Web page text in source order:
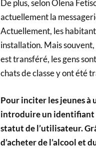
De plus, selon Olena
actuellement la
Actuellement, les
installation. Mais souvent,
est transféré, les gens
chats de classe y ont été
Pour inciter les jeunes à
introduire un identifiant
statut de l’utilisateur.
d’acheter de l’alcool et